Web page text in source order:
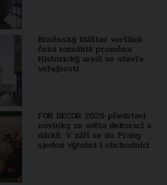
Brněnský klášter voršilek
čeká rozsáhlá proměna.
Historický areál se otevře
veřejnosti
FOR DECOR 2026 představí
novinky ze světa dekorací a
dárků. V září se do Prahy
sjedou výrobci i obchodníci